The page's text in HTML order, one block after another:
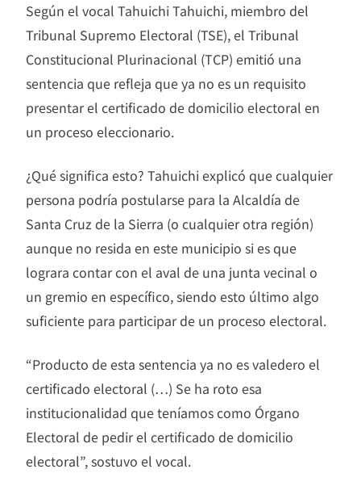
Según el vocal Tahuichi Tahuichi, miembro del
Tribunal Supremo Electoral (TSE), el Tribunal
Constitucional Plurinacional (TCP) emitió una
sentencia que refleja que ya no es un requisito
presentar el certificado de domicilio electoral en
un proceso eleccionario.
¿Qué significa esto? Tahuichi explicó que cualquier
persona podría postularse para la Alcaldía de
Santa Cruz de la Sierra (o cualquier otra región)
aunque no resida en este municipio si es que
lograra contar con el aval de una junta vecinal o
un gremio en específico, siendo esto último algo
suficiente para participar de un proceso electoral.
“Producto de esta sentencia ya no es valedero el
certificado electoral (…) Se ha roto esa
institucionalidad que teníamos como Órgano
Electoral de pedir el certificado de domicilio
electoral”, sostuvo el vocal.